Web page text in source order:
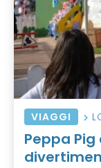
VIAGGI
Peppa